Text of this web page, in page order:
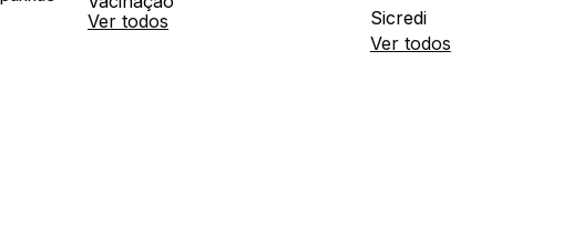
Ver todos
Sicredi
Ver todos